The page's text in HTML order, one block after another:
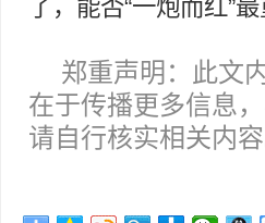
了，能否“一炮而红”
郑重声明：此文
在于传播更多信息
请自行核实相关内容